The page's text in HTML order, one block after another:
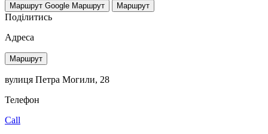
Маршрут Google Маршрут Маршрут
Поділитись
Адреса
Маршрут
вулиця Петра Могили, 28
Телефон
Call